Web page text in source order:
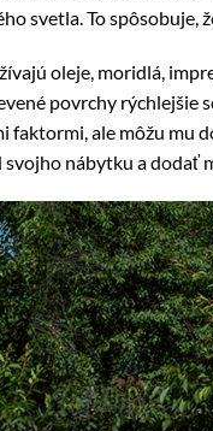
svetla. To spôsobuje,
oleje, moridlá,
povrchy
ale môžu mu
nábytku a dodať